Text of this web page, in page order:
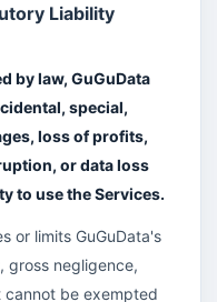
Liability
by law, GuGuData
special,
loss of profits,
or data loss
to use the Services.
or limits GuGuData's
gross negligence,
cannot be exempted